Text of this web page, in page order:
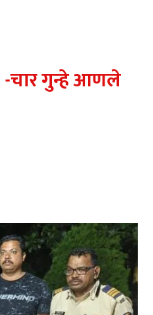
-चार गुन्हे आणले